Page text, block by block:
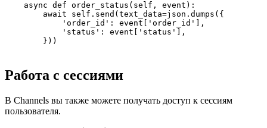
    async def order_status(self, event):
        await self.send(text_data=json.dumps({
            'order_id': event['order_id'],
            'status': event['status'],
        }))
Работа с сессиями
В Channels вы также можете получать доступ к сессиям
пользователя.